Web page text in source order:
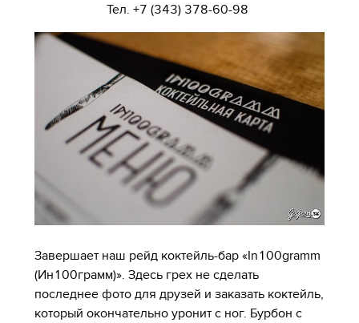
Тел. +7 (343) 378-60-98
Завершает наш рейд коктейль-бар «In100gramm
(Ин100грамм)». Здесь грех не сделать
последнее фото для друзей и заказать коктейль,
который окончательно уронит с ног. Бурбон с